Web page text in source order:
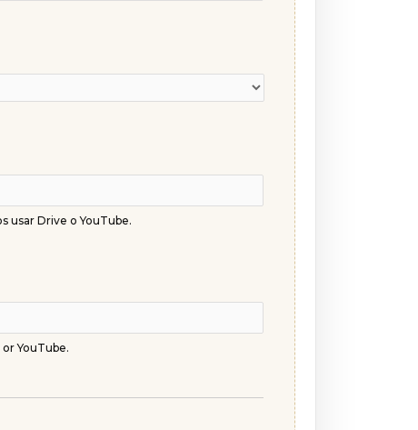
usar Drive o YouTube.
YouTube.